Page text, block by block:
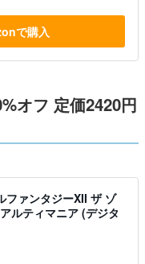
で購入
オフ 定価2420円
ファンタジーXII ザ ゾ
ルティマニア (デジタ